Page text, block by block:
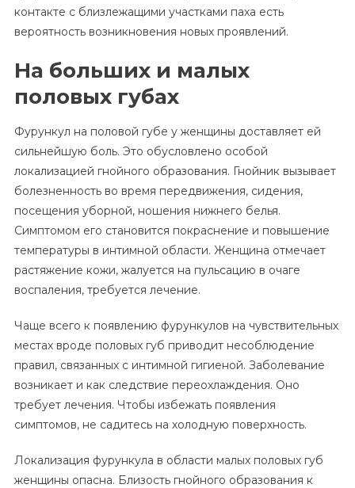
контакте с близлежащими участками паха есть
вероятность возникновения новых проявлений.
На больших и малых
половых губах
Фурункул на половой губе у женщины доставляет ей
сильнейшую боль. Это обусловлено особой
локализацией гнойного образования. Гнойник вызывает
болезненность во время передвижения, сидения,
посещения уборной, ношения нижнего белья.
Симптомом его становится покраснение и повышение
температуры в интимной области. Женщина отмечает
растяжение кожи, жалуется на пульсацию в очаге
воспаления, требуется лечение.
Чаще всего к появлению фурункулов на чувствительных
местах вроде половых губ приводит несоблюдение
правил, связанных с интимной гигиеной. Заболевание
возникает и как следствие переохлаждения. Оно
требует лечения. Чтобы избежать появления
симптомов, не садитесь на холодную поверхность.
Локализация фурункула в области малых половых губ
женщины опасна. Близость гнойного образования к